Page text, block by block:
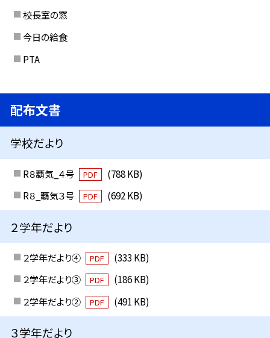
校長室の窓
今日の給食
PTA
配布文書
学校だより
R８覇気_４号 PDF
(788 KB)
R８_覇気３号
PDF (692 KB)
２学年だより
２学年だより④ PDF
(333 KB)
２学年だより③
PDF
(186 KB)
２学年だより②
PDF (491 KB)
３学年だより